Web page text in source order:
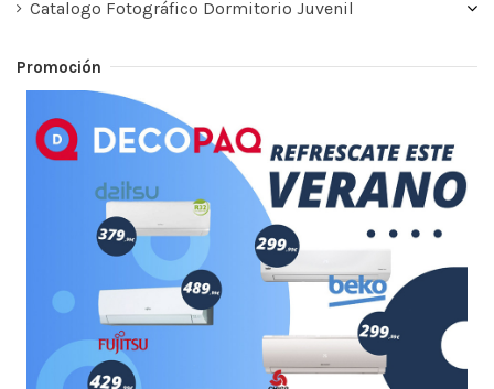
Catalogo Fotográfico Dormitorio Juvenil
Promoción